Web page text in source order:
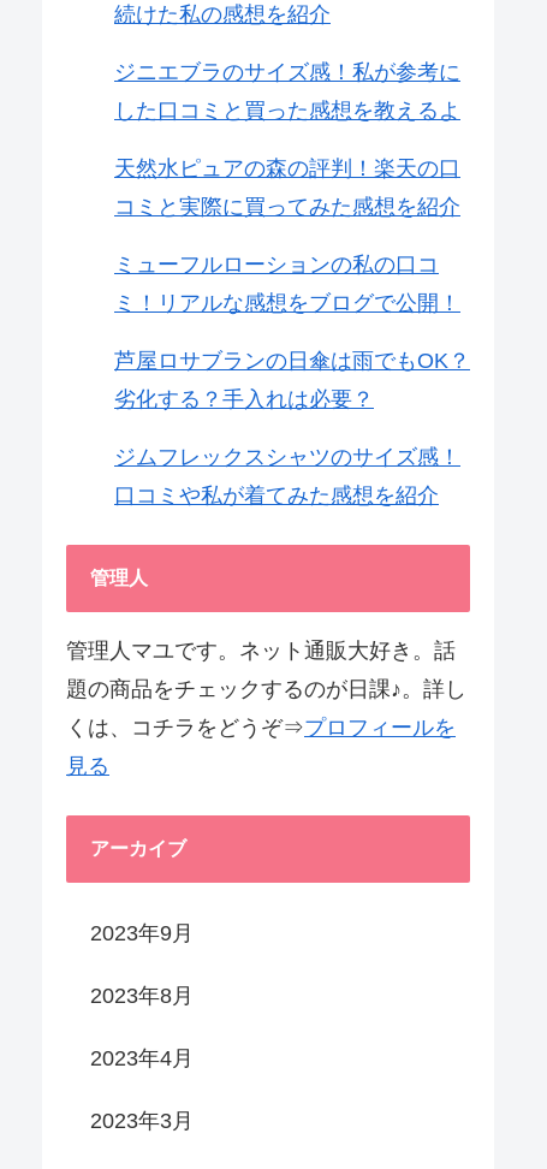
続けた私の感想を紹介
ジニエブラのサイズ感！私が参考に
した口コミと買った感想を教えるよ
天然水ピュアの森の評判！楽天の口
コミと実際に買ってみた感想を紹介
ミューフルローションの私の口コ
ミ！リアルな感想をブログで公開！
芦屋ロサブランの日傘は雨でもOK？
劣化する？手入れは必要？
ジムフレックスシャツのサイズ感！
口コミや私が着てみた感想を紹介
管理人
管理人マユです。ネット通販大好き。話
題の商品をチェックするのが日課♪。詳し
くは、コチラをどうぞ⇒プロフィールを
見る
アーカイブ
2023年9月
2023年8月
2023年4月
2023年3月